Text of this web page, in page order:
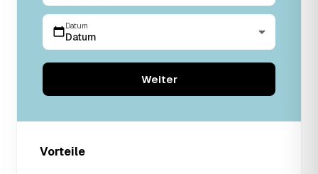
Datum
Datum
Weiter
Vorteile